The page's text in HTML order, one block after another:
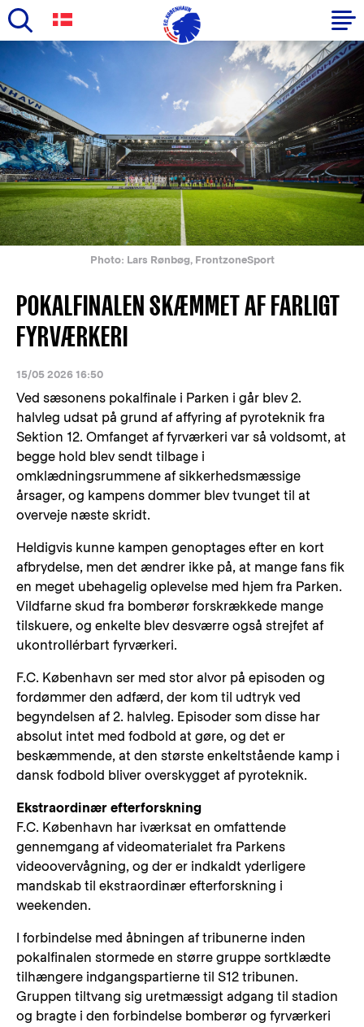
main
content
navigation
-
English
Photo: Lars Rønbøg, FrontzoneSport
POKALFINALEN SKÆMMET AF FARLIGT
FYRVÆRKERI
15/05 2026 16:50
Ved sæsonens pokalfinale i Parken i går blev 2.
halvleg udsat på grund af affyring af pyroteknik fra
Sektion 12. Omfanget af fyrværkeri var så voldsomt, at
begge hold blev sendt tilbage i
omklædningsrummene af sikkerhedsmæssige
årsager, og kampens dommer blev tvunget til at
overveje næste skridt.
Heldigvis kunne kampen genoptages efter en kort
afbrydelse, men det ændrer ikke på, at mange fans fik
en meget ubehagelig oplevelse med hjem fra Parken.
Vildfarne skud fra bomberør forskrækkede mange
tilskuere, og enkelte blev desværre også strejfet af
ukontrollérbart fyrværkeri.
F.C. København ser med stor alvor på episoden og
fordømmer den adfærd, der kom til udtryk ved
begyndelsen af 2. halvleg. Episoder som disse har
absolut intet med fodbold at gøre, og det er
beskæmmende, at den største enkeltstående kamp i
dansk fodbold bliver overskygget af pyroteknik.
Ekstraordinær efterforskning
F.C. København har iværksat en omfattende
gennemgang af videomaterialet fra Parkens
videoovervågning, og der er indkaldt yderligere
mandskab til ekstraordinær efterforskning i
weekenden.
I forbindelse med åbningen af tribunerne inden
pokalfinalen stormede en større gruppe sortklædte
tilhængere indgangspartierne til S12 tribunen.
Gruppen tiltvang sig uretmæssigt adgang til stadion
og bragte i den forbindelse bomberør og fyrværkeri